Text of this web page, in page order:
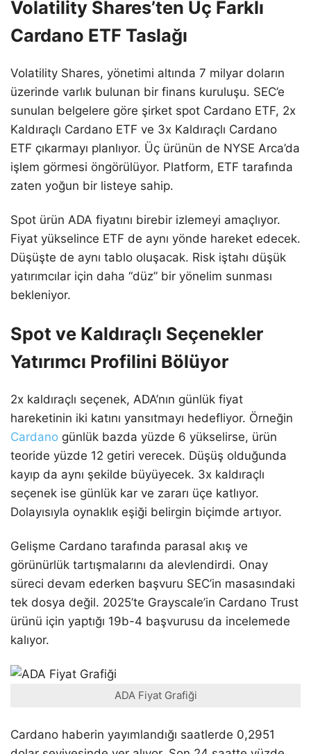
Volatility Shares’ten Üç Farklı
Cardano ETF Taslağı
Volatility Shares, yönetimi altında 7 milyar doların
üzerinde varlık bulunan bir finans kuruluşu. SEC’e
sunulan belgelere göre şirket spot Cardano ETF, 2x
Kaldıraçlı Cardano ETF ve 3x Kaldıraçlı Cardano
ETF çıkarmayı planlıyor. Üç ürünün de NYSE Arca’da
işlem görmesi öngörülüyor. Platform, ETF tarafında
zaten yoğun bir listeye sahip.
Spot ürün ADA fiyatını birebir izlemeyi amaçlıyor.
Fiyat yükselince ETF de aynı yönde hareket edecek.
Düşüşte de aynı tablo oluşacak. Risk iştahı düşük
yatırımcılar için daha “düz” bir yönelim sunması
bekleniyor.
Spot ve Kaldıraçlı Seçenekler
Yatırımcı Profilini Bölüyor
2x kaldıraçlı seçenek, ADA’nın günlük fiyat
hareketinin iki katını yansıtmayı hedefliyor. Örneğin
Cardano günlük bazda yüzde 6 yükselirse, ürün
teoride yüzde 12 getiri verecek. Düşüş olduğunda
kayıp da aynı şekilde büyüyecek. 3x kaldıraçlı
seçenek ise günlük kar ve zararı üçe katlıyor.
Dolayısıyla oynaklık eşiği belirgin biçimde artıyor.
Gelişme Cardano tarafında parasal akış ve
görünürlük tartışmalarını da alevlendirdi. Onay
süreci devam ederken başvuru SEC’in masasındaki
tek dosya değil. 2025’te Grayscale’in Cardano Trust
ürünü için yaptığı 19b-4 başvurusu da incelemede
kalıyor.
ADA Fiyat Grafiği
Cardano haberin yayımlandığı saatlerde 0,2951